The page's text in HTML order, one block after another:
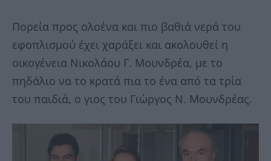
Πορεία προς ολοένα και πιο βαθιά νερά του
εφοπλισμού έχει χαράξει και ακολουθεί η
οικογένεια Νικολάου Γ. Μουνδρέα, με το
πηδάλιο να το κρατά πια το ένα από τα τρία
του παιδιά, ο γιος του Γιώργος Ν. Μουνδρέας.